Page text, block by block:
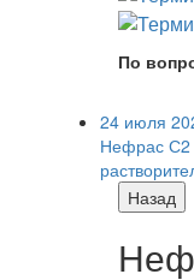
По
24 июля
Нефрас С2
Назад